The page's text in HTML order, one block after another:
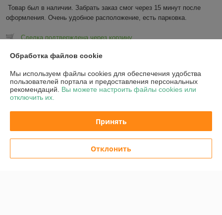
Товар был в наличии. Забрать заказ смог через 15 минут после
оформления. Очень удобное расположение, есть парковка.
Сделка подтверждена через корзину
О нас
Доставка и оплата
Обработка файлов cookie
Мы используем файлы cookies для обеспечения удобства
пользователей портала и предоставления персональных
рекомендаций. Вы можете настроить файлы cookies или
отключить их.
Принять
Отклонить